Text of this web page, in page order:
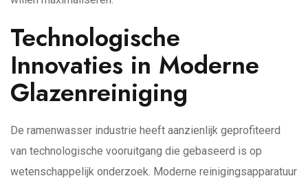
Technologische
Innovaties in Moderne
Glazenreiniging
De ramenwasser industrie heeft aanzienlijk geprofiteerd
van technologische vooruitgang die gebaseerd is op
wetenschappelijk onderzoek. Moderne reinigingsapparatuur